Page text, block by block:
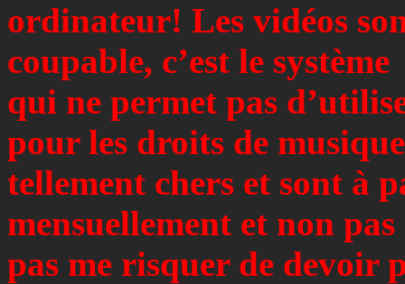
ordinateur! Les vidéos
coupable, c’est le système
qui ne permet pas
pour les droits de
tellement chers et sont à
mensuellement et non
pas me risquer de devoir